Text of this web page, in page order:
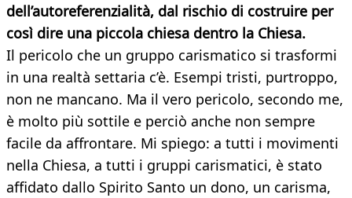
dell’autoreferenzialità, dal rischio di costruire per
così dire una piccola chiesa dentro la Chiesa.
Il pericolo che un gruppo carismatico si trasformi
in una realtà settaria c’è. Esempi tristi, purtroppo,
non ne mancano. Ma il vero pericolo, secondo me,
è molto più sottile e perciò anche non sempre
facile da affrontare. Mi spiego: a tutti i movimenti
nella Chiesa, a tutti i gruppi carismatici, è stato
affidato dallo Spirito Santo un dono, un carisma,